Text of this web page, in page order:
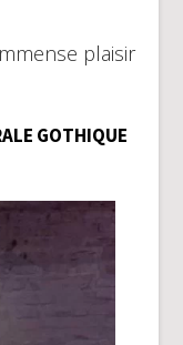
plaisir
GOTHIQUE